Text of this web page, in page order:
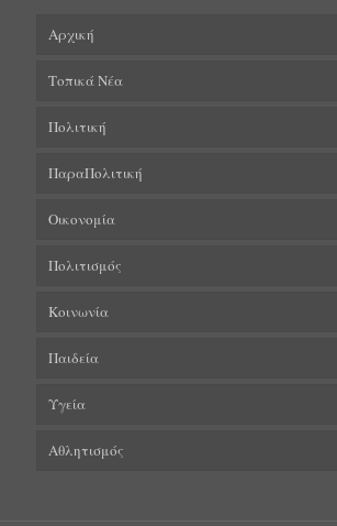
Αρχική
Τοπικά Νέα
Πολιτική
ΠαραΠολιτική
Οικονομία
Πολιτισμός
Κοινωνία
Παιδεία
Υγεία
Αθλητισμός